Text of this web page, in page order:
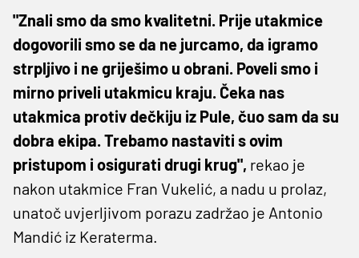
"Znali smo da smo kvalitetni. Prije utakmice
dogovorili smo se da ne jurcamo, da igramo
strpljivo i ne griješimo u obrani. Poveli smo i
mirno priveli utakmicu kraju. Čeka nas
utakmica protiv dečkiju iz Pule, čuo sam da su
dobra ekipa. Trebamo nastaviti s ovim
pristupom i osigurati drugi krug", rekao je
nakon utakmice Fran Vukelić, a nadu u prolaz,
unatoč uvjerljivom porazu zadržao je Antonio
Mandić iz Keraterma.